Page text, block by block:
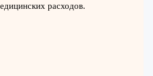
расходов.